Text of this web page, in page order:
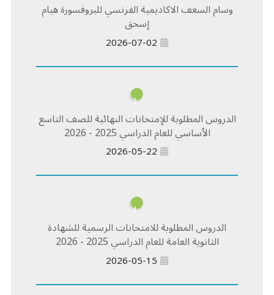
وسام السعف الاكاديمية الفرنسي للبروفسورة هيام
إسحق
2026-07-02
3
الدروس المطلوبة للإمتحانات النهائية للصف التاسع
الأساسي للعام الدراسي 2025 - 2026
2026-05-22
4
الدروس المطلوبة للامتحانات الرسمية للشهادة
الثانوية العامة للعام الدراسي 2025 - 2026
2026-05-15